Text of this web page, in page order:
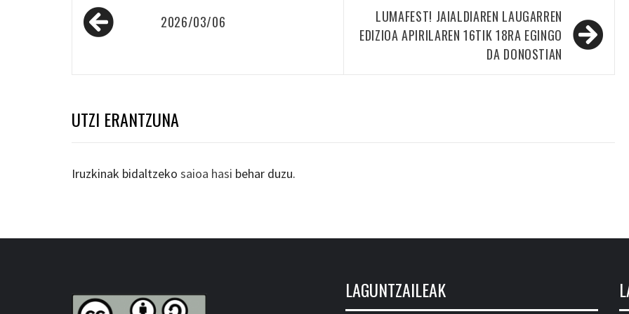
Bidalketetan
zehar 2026/03/06
LUMAFEST! JAIALDIAREN LAUGARREN
EDIZIOA APIRILAREN 16TIK 18RA EGINGO
DA DONOSTIAN
UTZI ERANTZUNA
Iruzkinak bidaltzeko saioa hasi behar duzu.
LAGUNTZAILEAK